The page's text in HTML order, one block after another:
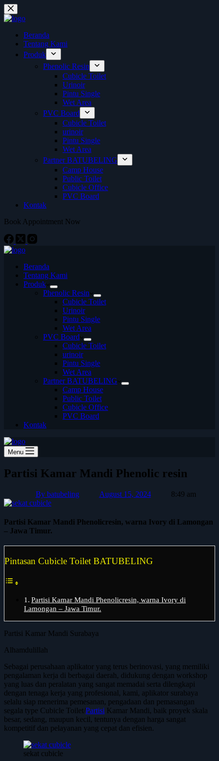
Skip
to
content
Beranda
Tentang Kami
Produk
Phenolic Resin
Cubicle Toilet
Urinoir
Pintu Single
Wet Area
PVC Board
Cubicle Toilet
urinoir
Pintu Single
Wet Area
Partner BATUBELING
Camp House
Public Toilet
Cubicle Office
PVC Board
Kontak
Book Appointment Now
Beranda
Tentang Kami
Produk
Phenolic Resin
Cubicle Toilet
Urinoir
Pintu Single
Wet Area
PVC Board
Cubicle Toilet
urinoir
Pintu Single
Wet Area
Partner BATUBELING
Camp House
Public Toilet
Cubicle Office
PVC Board
Kontak
Menu
Partisi Kamar Mandi Phenolic resin
Bybatubeling August 15, 2024 8:49 am
Partisi Kamar Mandi Phenolicresin, warna Ivory di Lamongan
– Jawa Timur.
Pintasan Cubicle Toilet BATUBELING
Partisi Kamar Mandi Phenolicresin, warna Ivory di
Lamongan – Jawa Timur.
Partisi Kamar Mandi Surabaya
Alhamdulillah
Sebagai perusahaan aplikator yang terus berinovasi, yang memiliki
pengalaman kerja di berbagai daerah, didukung dengan workshop
yang luas dan peralatan yang sangat memadai serta dilengkapi
dengan tenaga kerja yang profesional, kami, aplikator surabaya
selalu siap menerima pemesanan, pengadaan dan pemasangan
segala type Cubicle Toilet/Partisi Kamar Mandi, baik proyek skala
besar, sedang, maupun kecil, tentunya dengan harga sangat
kompetitif dan pelayanan yang cepat dan efisien.
sekat cubicle